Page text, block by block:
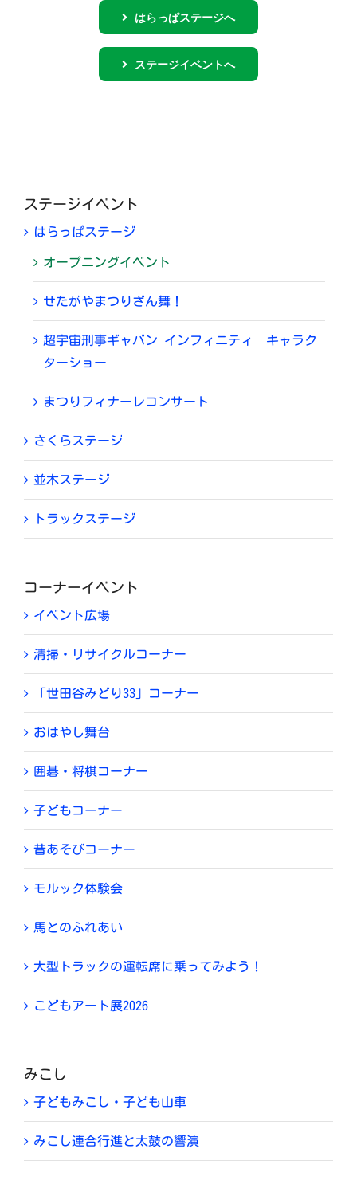
はらっぱステージへ
ステージイベントへ
ステージイベント
はらっぱステージ
オープニングイベント
せたがやまつりざん舞！
超宇宙刑事ギャバン インフィニティ キャラク
ターショー
まつりフィナーレコンサート
さくらステージ
並木ステージ
トラックステージ
コーナーイベント
イベント広場
清掃・リサイクルコーナー
「世田谷みどり33」コーナー
おはやし舞台
囲碁・将棋コーナー
子どもコーナー
昔あそびコーナー
モルック体験会
馬とのふれあい
大型トラックの運転席に乗ってみよう！
こどもアート展2026
みこし
子どもみこし・子ども山車
みこし連合行進と太鼓の響演